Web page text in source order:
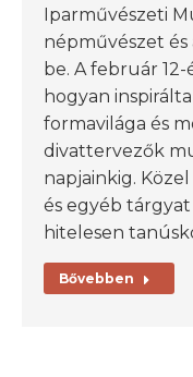
Iparművészeti
népművészet
be. A február
hogyan
formavilága és
divattervezők
napjainkig.
és egyéb
hitelesen
Bővebben